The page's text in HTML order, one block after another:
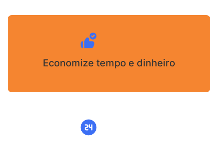
Economize tempo e dinheiro